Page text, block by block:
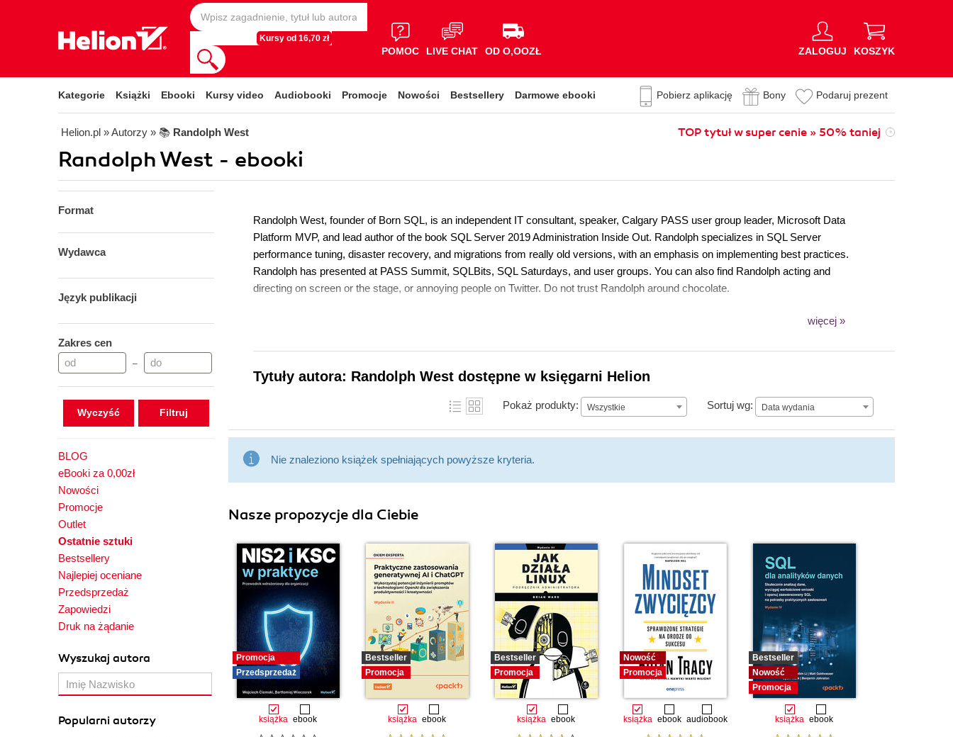
Kursy od 16,70 zł
POMOC LIVE CHAT OD O,OOZŁ ZALOGUJ KOSZYK
Kategorie Książki Ebooki Kursy video Audiobooki Promocje Nowości Bestsellery Darmowe ebooki Pobierz aplikację Bony Podaruj prezent
Helion.pl » Autorzy » 📚 Randolph West TOP tytuł w super cenie » 50% taniej
Randolph West - ebooki
Format
Wydawca
Język publikacji
Zakres cen
–
Wyczyść
BLOG
eBooki za 0,00zł
Nowości
Promocje
Outlet
Ostatnie sztuki
Bestsellery
Najlepiej oceniane
Przedsprzedaż
Zapowiedzi
Druk na żądanie
Wyszukaj autora
Popularni autorzy
Randolph West, founder of Born SQL, is an independent IT consultant, speaker, Calgary PASS user group leader, Microsoft Data
Platform MVP, and lead author of the book SQL Server 2019 Administration Inside Out. Randolph specializes in SQL Server
performance tuning, disaster recovery, and migrations from really old versions, with an emphasis on implementing best practices.
Randolph has presented at PASS Summit, SQLBits, SQL Saturdays, and user groups. You can also find Randolph acting and
directing on screen or the stage, or annoying people on Twitter. Do not trust Randolph around chocolate.
więcej »
Tytuły autora: Randolph West dostępne w księgarni Helion
Pokaż produkty: Wszystkie Sortuj wg: Data wydania
Data wydania
Nie znaleziono książek spełniających powyższe kryteria.
Nasze propozycje dla Ciebie
Promocja
Przedsprzedaż
książka ebook
Bestseller
Promocja
książka ebook
Bestseller
Promocja
książka ebook
Nowość
Promocja
książka ebook audiobook
Bestseller
Nowość
Promocja
książka ebook